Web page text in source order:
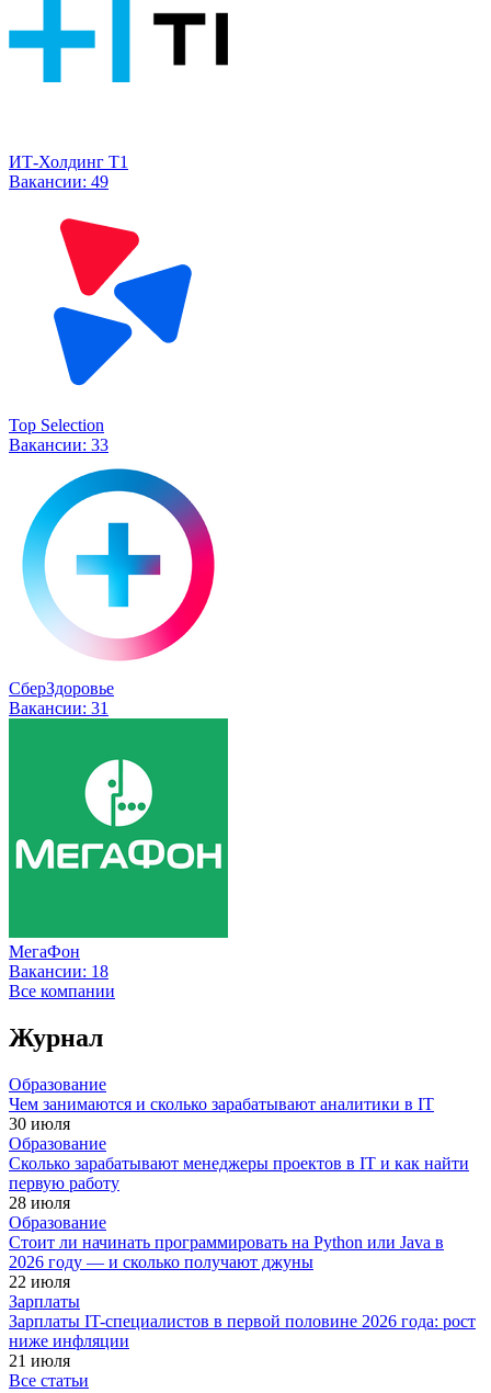
ИТ-Холдинг Т1
Вакансии: 49
Top Selection
Вакансии: 33
СберЗдоровье
Вакансии: 31
МегаФон
Вакансии: 18
Все компании
Журнал
Образование
Чем занимаются и сколько зарабатывают аналитики в IT
30 июля
Образование
Сколько зарабатывают менеджеры проектов в IT и как найти
первую работу
28 июля
Образование
Стоит ли начинать программировать на Python или Java в
2026 году — и сколько получают джуны
22 июля
Зарплаты
Зарплаты IT-специалистов в первой половине 2026 года: рост
ниже инфляции
21 июля
Все статьи